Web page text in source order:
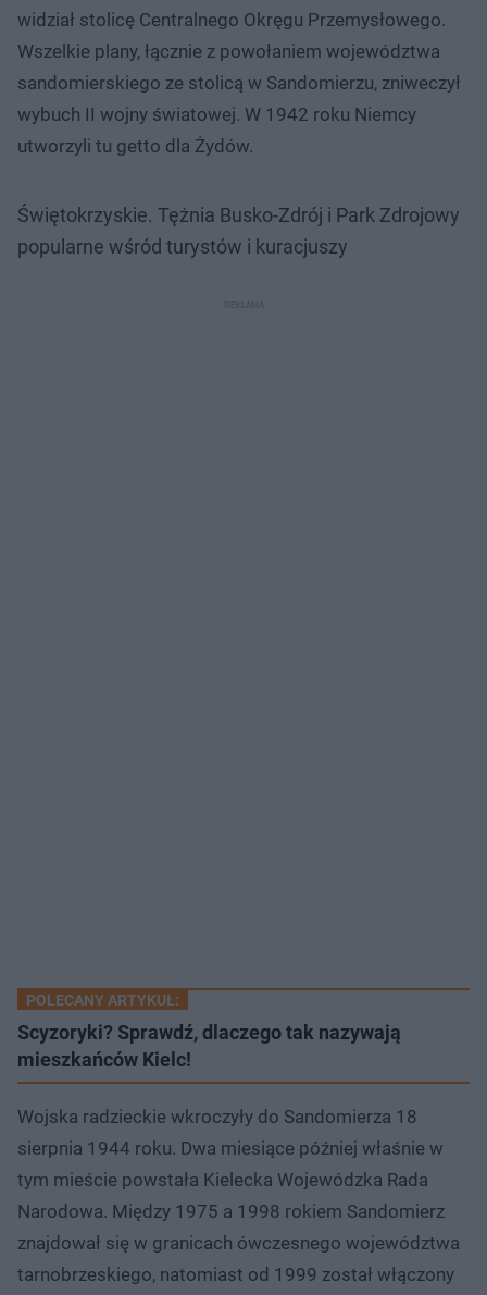
widział stolicę Centralnego Okręgu Przemysłowego.
Wszelkie plany, łącznie z powołaniem województwa
sandomierskiego ze stolicą w Sandomierzu, zniweczył
wybuch II wojny światowej. W 1942 roku Niemcy
utworzyli tu getto dla Żydów.
Świętokrzyskie. Tężnia Busko-Zdrój i Park Zdrojowy
popularne wśród turystów i kuracjuszy
POLECANY ARTYKUŁ:
Scyzoryki? Sprawdź, dlaczego tak nazywają
mieszkańców Kielc!
Wojska radzieckie wkroczyły do Sandomierza 18
sierpnia 1944 roku. Dwa miesiące później właśnie w
tym mieście powstała Kielecka Wojewódzka Rada
Narodowa. Między 1975 a 1998 rokiem Sandomierz
znajdował się w granicach ówczesnego województwa
tarnobrzeskiego, natomiast od 1999 został włączony